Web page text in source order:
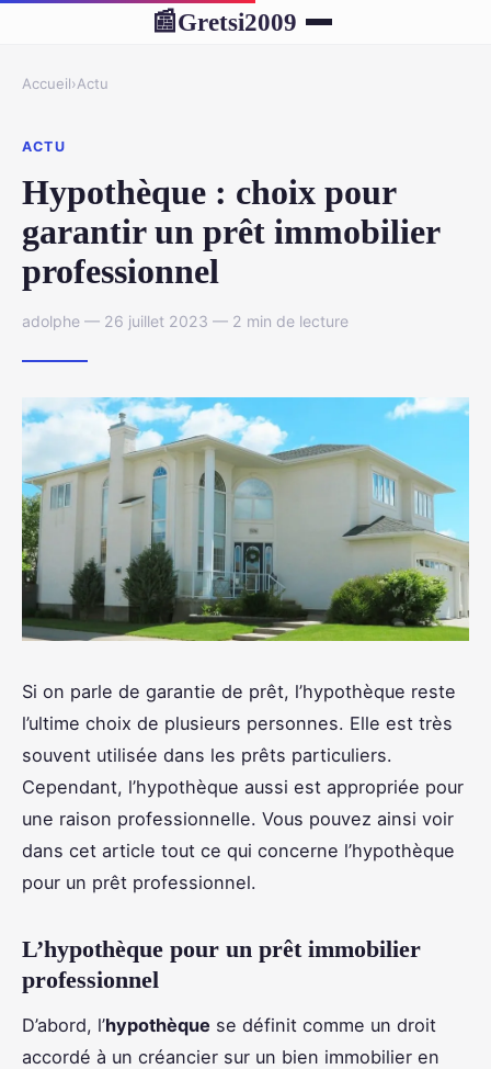
📰Gretsi2009
Accueil›Actu
ACTU
Hypothèque : choix pour
garantir un prêt immobilier
professionnel
adolphe — 26 juillet 2023 — 2 min de lecture
Si on parle de garantie de prêt, l’hypothèque reste
l’ultime choix de plusieurs personnes. Elle est très
souvent utilisée dans les prêts particuliers.
Cependant, l’hypothèque aussi est appropriée pour
une raison professionnelle. Vous pouvez ainsi voir
dans cet article tout ce qui concerne l’hypothèque
pour un prêt professionnel.
L’hypothèque pour un prêt immobilier
professionnel
D’abord, l’hypothèque se définit comme un droit
accordé à un créancier sur un bien immobilier en